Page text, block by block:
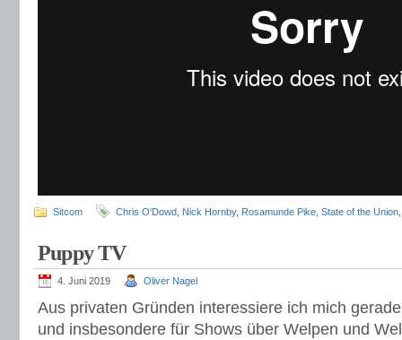
Sitcom Chris O'Dowd Nick Hornby, Rosamunde Pike State of the Union
Puppy TV
4. Juni 2019 Oliver Nagel
Aus privaten Gründen interessiere ich mich
und insbesondere für Shows über Welpen und